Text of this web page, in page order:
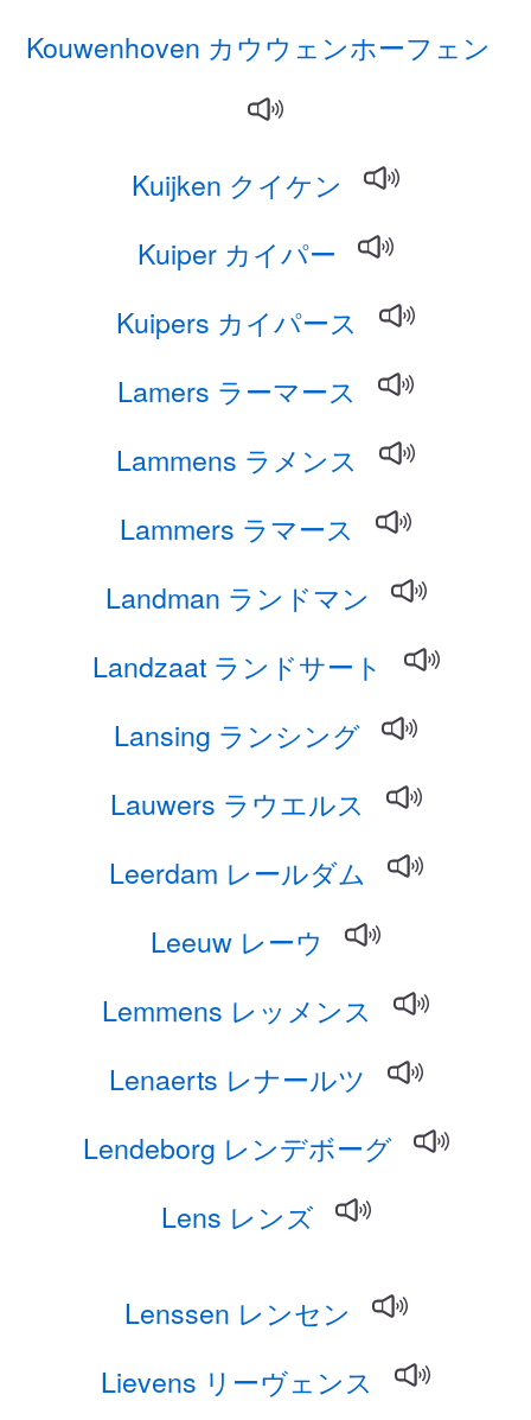
Kouwenhoven カウウェンホーフェン
Kuijken クイケン
Kuiper カイパー
Kuipers カイパース
Lamers ラーマース
Lammens ラメンス
Lammers ラマース
Landman ランドマン
Landzaat ランドサート
Lansing ランシング
Lauwers ラウエルス
Leerdam レールダム
Leeuw レーウ
Lemmens レッメンス
Lenaerts レナールツ
Lendeborg レンデボーグ
Lens レンズ
Lenssen レンセン
Lievens リーヴェンス